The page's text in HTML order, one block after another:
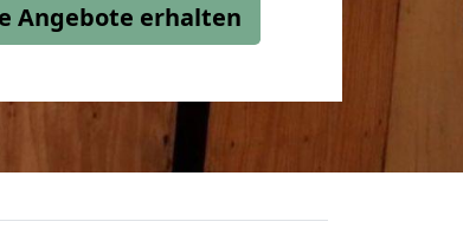
Angebote erhalten